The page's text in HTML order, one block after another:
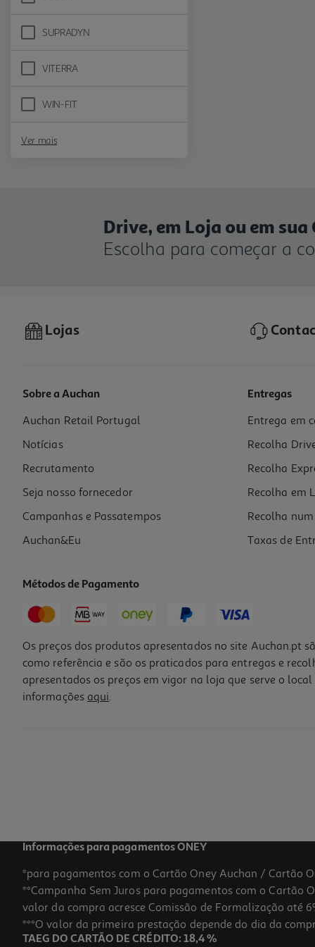
SUPRADYN
Refine by Marca: SUPRADYN
VITERRA
Refine by Marca: VITERRA
WIN-FIT
Refine by Marca: WIN-FIT
Ver mais
Drive, em Loja ou em sua
Escolha para começar a
Lojas
Sobre a Auchan
Auchan Retail Portugal
Notícias
Recrutamento
Seja nosso fornecedor
Campanhas e Passatempos
Auchan&Eu
Entregas
Entrega em
Recolha
Recolha
Recolha em
Recolha
Taxas de
Métodos de Pagamento
Os preços dos produtos apresentados no site Auchan.pt
como referência e são os praticados para entregas e
apresentados os preços em vigor na loja que serve o
informações aqui.
Informações para pagamentos ONEY
*para pagamentos com o Cartão Oney Auchan / Cartão
**Campanha Sem Juros para pagamentos com o Cartão
valor da compra acresce Comissão de Formalização até
***O valor da primeira prestação depende do dia da
TAEG DO CARTÃO DE CRÉDITO: 18,4 %